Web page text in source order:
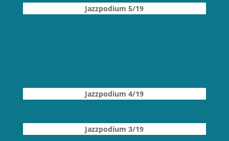
Jazzpodium 5/19
Jazzpodium 4/19
Jazzpodium 3/19